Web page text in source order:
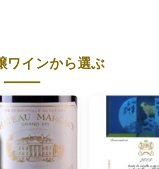
ワインから選ぶ